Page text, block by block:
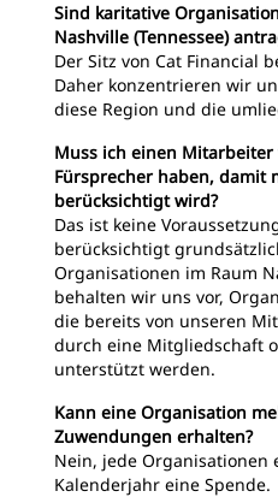
Sind karitative
Nashville (Tennessee)
Der Sitz von Cat Financial
Daher konzentrieren wir
diese Region und die
Muss ich einen Mitarbeiter
Fürsprecher haben, damit
berücksichtigt wird?
Das ist keine
berücksichtigt
Organisationen im Raum
behalten wir uns vor,
die bereits von unseren
durch eine Mitgliedschaft
unterstützt werden.
Kann eine Organisation
Zuwendungen erhalten?
Nein, jede
Kalenderjahr eine Spende.